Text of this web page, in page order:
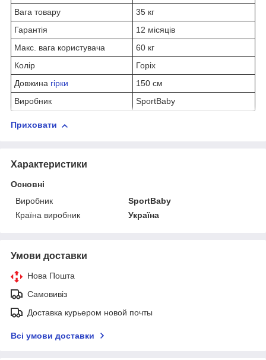
Вага товару
35 кг
Гарантія
12 місяців
Макс. вага користувача
60 кг
Колір
Горіх
Довжина гірки
150 см
Виробник
SportBaby
Приховати
Характеристики
Основні
Виробник
SportBaby
Країна виробник
Україна
Умови доставки
Нова Пошта
Самовивіз
Доставка курьером новой почты
Всі умови доставки